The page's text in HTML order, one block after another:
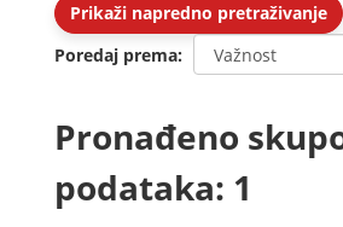
Prikaži napredno pretraživanje
Poredaj prema
Pronađeno
podataka: 1